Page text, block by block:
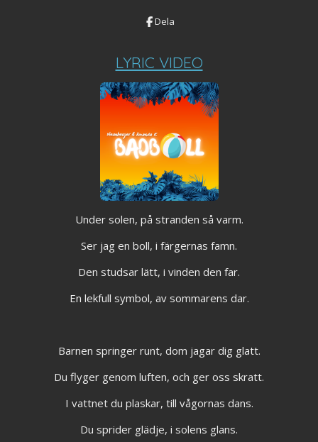
Dela
LYRIC VIDEO
Under solen, på stranden så varm.
Ser jag en boll, i färgernas famn.
Den studsar lätt, i vinden den far.
En lekfull symbol, av sommarens dar.
Barnen springer runt, dom jagar dig glatt.
Du flyger genom luften, och ger oss skratt.
I vattnet du plaskar, till vågornas dans.
Du sprider glädje, i solens glans.